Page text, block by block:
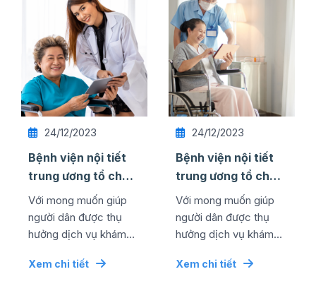
24/12/2023
Bệnh viện nội tiết
trung ương tổ chức
thành công lễ kỷ
niệm ngày quốc tế
...
Với mong muốn giúp
người dân được thụ
hưởng dịch vụ khám
cao bằng mức chi phí
Xem chi tiết
24/12/2023
Bệnh viện nội tiết
trung ương tổ chức
thành công lễ kỷ
niệm ngày quốc tế
...
Với mong muốn giúp
người dân được thụ
hưởng dịch vụ khám
cao bằng mức chi phí
Xem chi tiết